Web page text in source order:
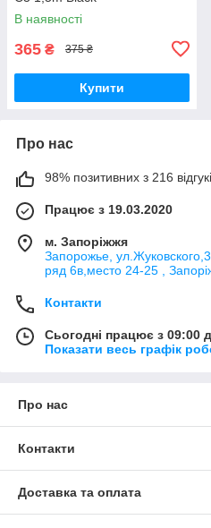
В наявності
365 ₴ 375 ₴
Купити
Про нас
98% позитивних з 216
Працює з 19.03.2020
м. Запоріжжя
Запорожье,
ряд 6в,место 24-25 ,
Контакти
Сьогодні працює з 09:00
Показати весь графік
Про нас
Контакти
Доставка та оплата